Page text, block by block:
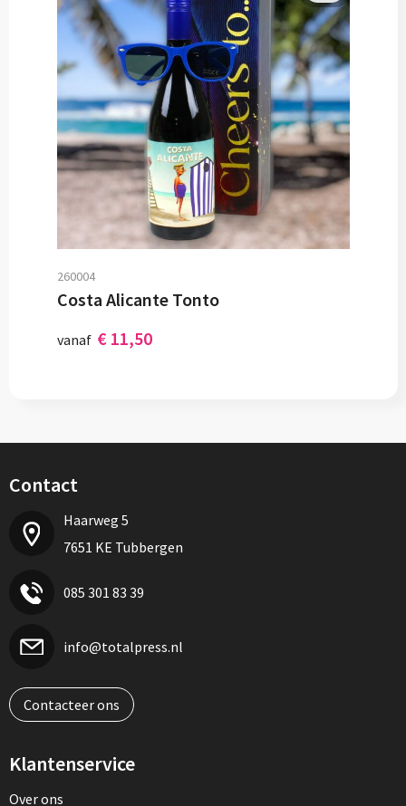
260004
Costa Alicante Tonto
vanaf € 11,50
Contact
Haarweg 5
7651 KE Tubbergen
085 301 83 39
info@totalpress.nl
Contacteer ons
Klantenservice
Over ons